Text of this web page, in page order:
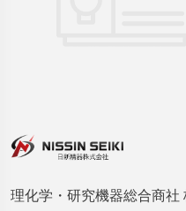
理化学・研究機器総合商社